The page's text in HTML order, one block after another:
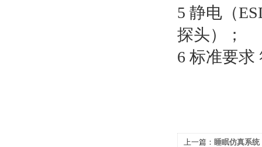
5 静电（
探头）；
6 标准要求
上一篇： 睡眠仿真系统